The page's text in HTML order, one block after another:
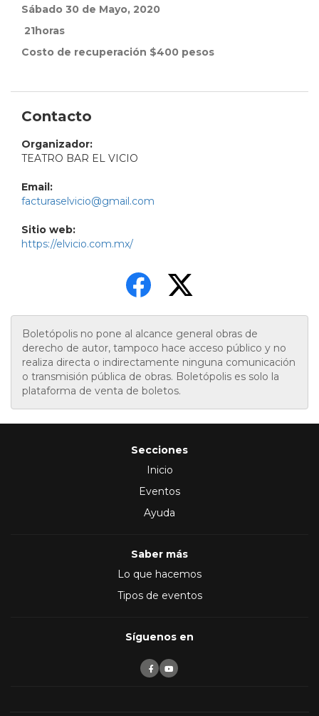
Sábado 30 de Mayo, 2020
21horas
Costo de recuperación $400 pesos
Contacto
Organizador:
TEATRO BAR EL VICIO
Email:
facturaselvicio@gmail.com
Sitio web:
https://elvicio.com.mx/
Boletópolis no pone al alcance general obras de
derecho de autor, tampoco hace acceso público y no
realiza directa o indirectamente ninguna comunicación
o transmisión pública de obras. Boletópolis es solo la
plataforma de venta de boletos.
Secciones
Inicio
Eventos
Ayuda
Saber más
Lo que hacemos
Tipos de eventos
Síguenos en